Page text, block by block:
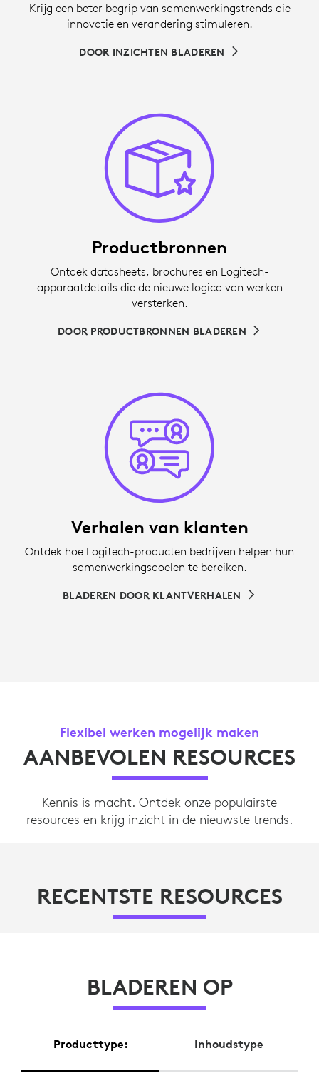
Krijg een beter begrip van samenwerkingstrends die
innovatie en verandering stimuleren.
DOOR INZICHTEN BLADEREN
Productbronnen
Ontdek datasheets, brochures en Logitech-
apparaatdetails die de nieuwe logica van werken
versterken.
DOOR PRODUCTBRONNEN BLADEREN
Verhalen van klanten
Ontdek hoe Logitech-producten bedrijven helpen hun
samenwerkingsdoelen te bereiken.
BLADEREN DOOR KLANTVERHALEN
Flexibel werken mogelijk maken
AANBEVOLEN RESOURCES
Kennis is macht. Ontdek onze populairste
resources en krijg inzicht in de nieuwste trends.
RECENTSTE RESOURCES
BLADEREN OP
Producttype: Inhoudstype